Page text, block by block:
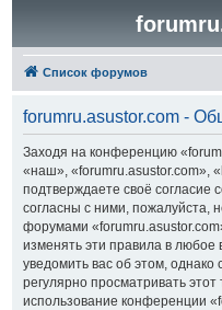
Список форумов
forumru.asustor.com -
Заходя на конференцию
«наш», «forumru.asustor.com»,
подтверждаете своё
согласны с ними, пожалуйста,
форумами
изменять эти правила в
уведомить вас об этом,
регулярно просматривать
использование конференции